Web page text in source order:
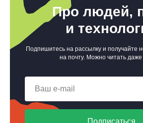
Про людей,
и
Подпишитесь на рассылку и получайте
на почту. Можно читать даже
Подписаться